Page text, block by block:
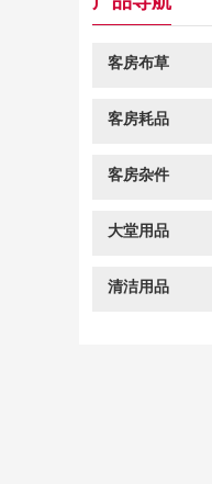
客房布草
客房耗品
客房杂件
大堂用品
清洁用品